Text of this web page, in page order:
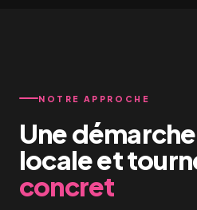
NOTRE APPROCHE
Une
locale et
concret